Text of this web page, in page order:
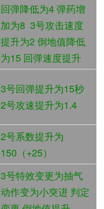
回弹降低为4 弹药增
加为8 3号攻击速度
提升为2 倒地值降低
为15 回弹速度提升
3号回弹提升为15秒
2号攻速提升为1.4
2号系数提升为
150（+25）
3号特效变更为抽气
动作变为小突进 判定